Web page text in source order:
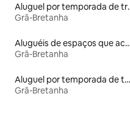
Aluguel
Grã-Bretanha
Aluguéis de espaços que aceitam animais de estimação
Grã-Bretanha
Aluguel por temporada de townhouses
Grã-Bretanha